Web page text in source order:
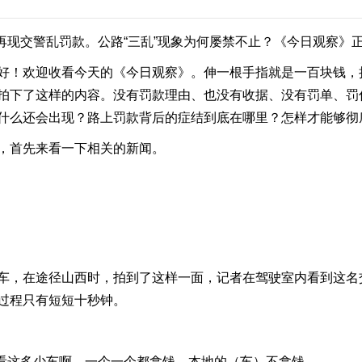
警乱罚款。公路“三乱”现象为何屡禁不止？《今日观察》
迎收看今天的《今日观察》。伸一根手指就是一百块钱，
下了这样的内容。没有罚款理由、也没有收据、没有罚单、
么还会出现？路上罚款背后的症结到底在哪里？怎样才能够
先来看一下相关的新闻。
途径山西时，拍到了这样一面，记者在驾驶室内看到这名
程只有短短十秒钟。